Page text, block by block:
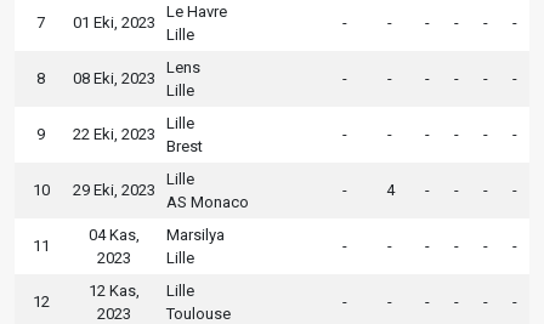
7 01 Eki, 2023
Le Havre
Lille
- - - - - -
8 08 Eki, 2023
Lens
Lille
- - - - - -
9 22 Eki, 2023
Lille
Brest
- - - - - -
10 29 Eki, 2023
Lille
AS Monaco
- 4 - - - -
11
04 Kas,
2023
Marsilya
Lille
- - - - - -
12
12 Kas,
2023
Lille
Toulouse
- - - - - -